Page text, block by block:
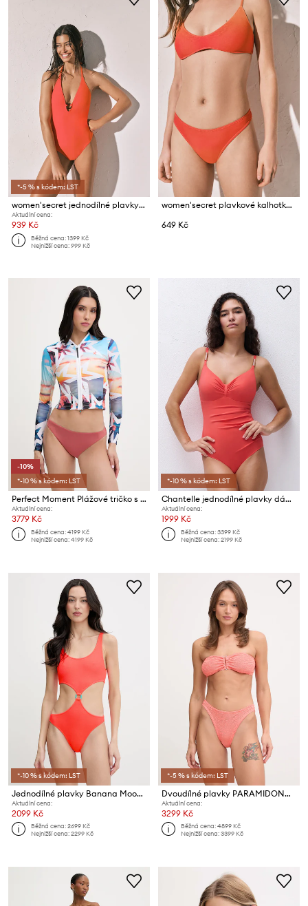
*-5 % s kódem: LST
women'secret jednodílné plavky dámské
Aktuální cena:
939 Kč
Běžná cena:1399 Kč
Nejnižší cena:999 Kč
women'secret plavkové kalhotky dámské
649 Kč
-10%
*-10 % s kódem: LST
Perfect Moment Plážové tričko s dlouhým rukávem dámské
Aktuální cena:
3779 Kč
Běžná cena:4199 Kč
Nejnižší cena:4199 Kč
*-10 % s kódem: LST
Chantelle jednodílné plavky dámské ICON
Aktuální cena:
1999 Kč
Běžná cena:3399 Kč
Nejnižší cena:2199 Kč
*-10 % s kódem: LST
Jednodílné plavky Banana Moon Scrunchymix
Aktuální cena:
2099 Kč
Běžná cena:2699 Kč
Nejnižší cena:2299 Kč
*-5 % s kódem: LST
Dvoudílné plavky PARAMIDONNA
Aktuální cena:
3299 Kč
Běžná cena:4899 Kč
Nejnižší cena:3399 Kč